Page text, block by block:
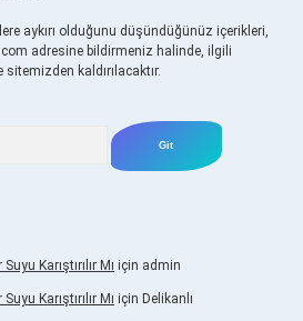
aykırı olduğunu düşündüğünüz içerikleri,
adresine bildirmeniz halinde, ilgili
kaldırılacaktır.
Karıştırılır Mı için admin
Karıştırılır Mı için Delikanlı